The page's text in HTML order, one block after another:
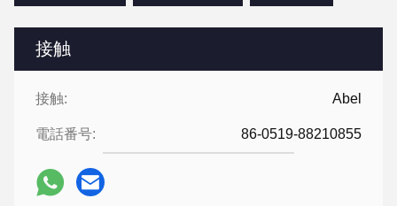
接触
接触: Abel
電話番号: 86-0519-88210855